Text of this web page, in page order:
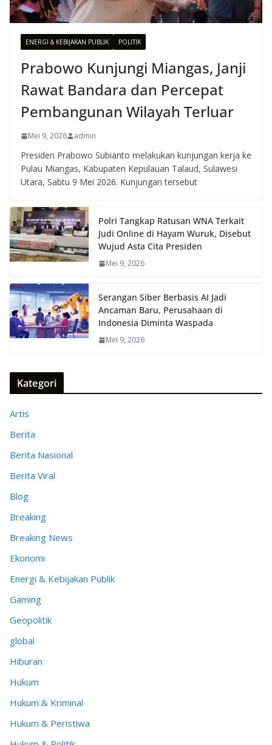
ENERGI & KEBIJAKAN PUBLIK POLITIK
Prabowo Kunjungi Miangas, Janji
Rawat Bandara dan Percepat
Pembangunan Wilayah Terluar
Mei 9, 2026 admin
Presiden Prabowo Subianto melakukan kunjungan kerja ke
Pulau Miangas, Kabupaten Kepulauan Talaud, Sulawesi
Utara, Sabtu 9 Mei 2026. Kunjungan tersebut
Polri Tangkap Ratusan WNA Terkait
Judi Online di Hayam Wuruk, Disebut
Wujud Asta Cita Presiden
Mei 9, 2026
Serangan Siber Berbasis AI Jadi
Ancaman Baru, Perusahaan di
Indonesia Diminta Waspada
Mei 9, 2026
Kategori
Artis
Berita
Berita Nasional
Berita Viral
Blog
Breaking
Breaking News
Ekonomi
Energi & Kebijakan Publik
Gaming
Geopolitik
global
Hiburan
Hukum
Hukum & Kriminal
Hukum & Peristiwa